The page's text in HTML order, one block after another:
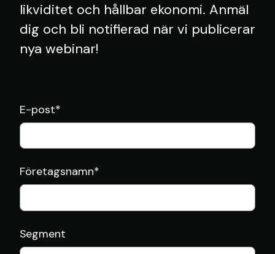
likviditet och hållbar ekonomi. Anmäl
dig och bli notifierad när vi publicerar
nya webinar!
E-post*
Företagsnamn*
Segment